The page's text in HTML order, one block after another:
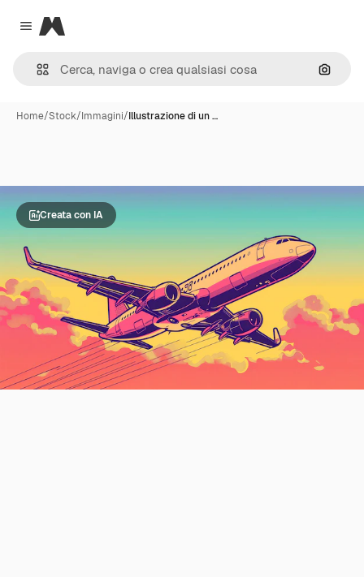
Close menu
Magnific
Cerca
Home/Stock/Immagini/Illustrazione di un …
Creata con IA